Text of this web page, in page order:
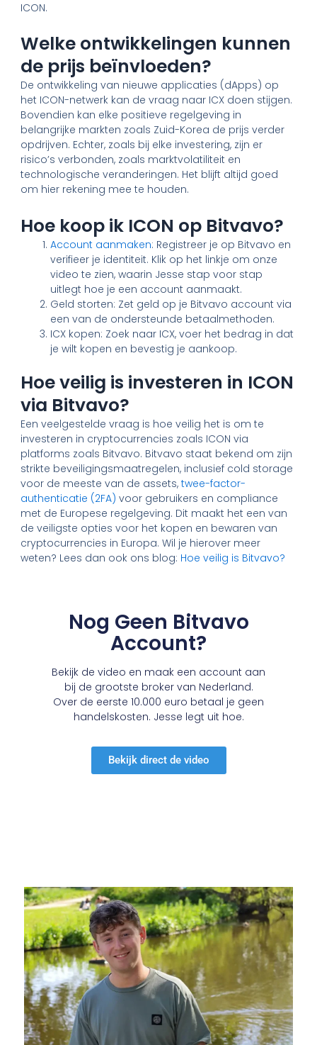
ICON.
Welke ontwikkelingen kunnen
de prijs beïnvloeden?
De ontwikkeling van nieuwe applicaties (dApps) op
het ICON-netwerk kan de vraag naar ICX doen stijgen.
Bovendien kan elke positieve regelgeving in
belangrijke markten zoals Zuid-Korea de prijs verder
opdrijven. Echter, zoals bij elke investering, zijn er
risico’s verbonden, zoals marktvolatiliteit en
technologische veranderingen. Het blijft altijd goed
om hier rekening mee te houden.
Hoe koop ik ICON op Bitvavo?
Account aanmaken: Registreer je op Bitvavo en
verifieer je identiteit. Klik op het linkje om onze
video te zien, waarin Jesse stap voor stap
uitlegt hoe je een account aanmaakt.
Geld storten: Zet geld op je Bitvavo account via
een van de ondersteunde betaalmethoden.
ICX kopen: Zoek naar ICX, voer het bedrag in dat
je wilt kopen en bevestig je aankoop.
Hoe veilig is investeren in ICON
via Bitvavo?
Een veelgestelde vraag is hoe veilig het is om te
investeren in cryptocurrencies zoals ICON via
platforms zoals Bitvavo. Bitvavo staat bekend om zijn
strikte beveiligingsmaatregelen, inclusief cold storage
voor de meeste van de assets,twee-factor-
authenticatie (2FA) voor gebruikers en compliance
met de Europese regelgeving. Dit maakt het een van
de veiligste opties voor het kopen en bewaren van
cryptocurrencies in Europa. Wil je hierover meer
weten? Lees dan ook ons blog: Hoe veilig is Bitvavo?
Nog Geen Bitvavo
Account?
Bekijk de video en maak een account aan
bij de grootste broker van Nederland.
Over de eerste 10.000 euro betaal je geen
handelskosten. Jesse legt uit hoe.
Bekijk direct de video